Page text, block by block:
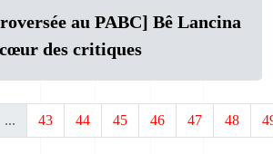
au PABC] Bê Lancina
des critiques
... 43 44 45 46 47 48